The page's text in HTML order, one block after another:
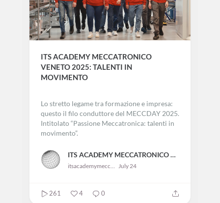
VENETO 2025: TALENTI IN
MOVIMENTO
questo il filo conduttore del MECCDAY 2025.
Intitolato “Passione Meccatronica: talenti in
movimento”.
ITS ACADEMY MECCATRONICO VENETO
YOUTUBE